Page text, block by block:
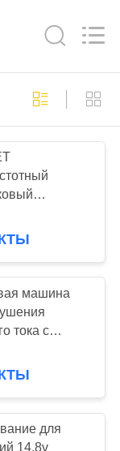
64
тока
для труб
машина
тока с
лития
для
14.8v